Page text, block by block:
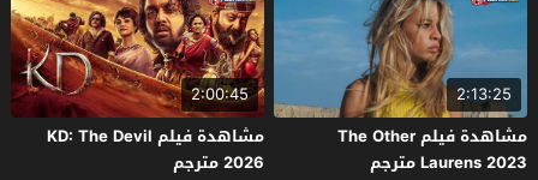
2:13:25
مشاهدة فيلم The Other
Laurens 2023 مترجم
2:00:45
مشاهدة فيلم KD: The Devil
2026 مترجم